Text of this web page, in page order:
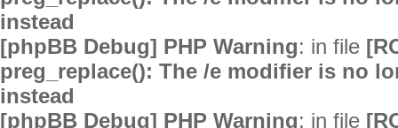
instead
[phpBB Debug] PHP Warning: in file
preg_replace(): The /e modifier is no
instead
[phpBB Debug] PHP Warning: in file